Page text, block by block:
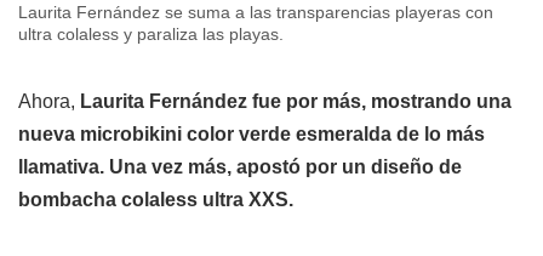
Laurita Fernández se suma a las transparencias playeras con
ultra colaless y paraliza las playas.
Ahora, Laurita Fernández fue por más, mostrando una
nueva microbikini color verde esmeralda de lo más
llamativa. Una vez más, apostó por un diseño de
bombacha colaless ultra XXS.